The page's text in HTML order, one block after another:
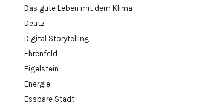
Das gute Leben mit dem Klima
Deutz
Digital Storytelling
Ehrenfeld
Eigelstein
Energie
Essbare Stadt